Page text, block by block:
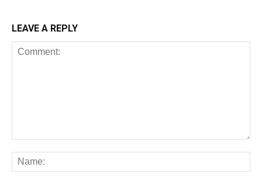
LEAVE A REPLY